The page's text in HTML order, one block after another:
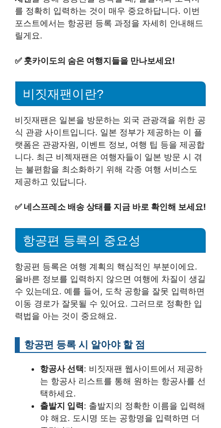
를 정확히 입력하는 것이 매우 중요하답니다. 이번
포스트에서는 항공편 등록 과정을 자세히 안내해드
릴게요.
✅ 훗카이도의 숨은 여행지들을 만나보세요!
비짓재팬이란?
비짓재팬은 일본을 방문하는 외국 관광객을 위한 공
식 관광 사이트입니다. 일본 정부가 제공하는 이 플
랫폼은 관광자원, 이벤트 정보, 여행 팁 등을 제공합
니다. 최근 비젝재팬은 여행자들이 일본 방문 시 겪
는 불편함을 최소화하기 위해 각종 여행 서비스도
제공하고 있답니다.
✅ 네스프레소 배송 상태를 지금 바로 확인해 보세요!
항공편 등록의 중요성
항공편 등록은 여행 계획의 핵심적인 부분이에요.
올바른 정보를 입력하지 않으면 여행에 차질이 생길
수 있는데요. 예를 들어, 도착 공항을 잘못 입력하면
이동 경로가 잘못될 수 있어요. 그러므로 정확한 입
력법을 아는 것이 중요해요.
항공편 등록 시 알아야 할 점
항공사 선택: 비짓재팬 웹사이트에서 제공하
는 항공사 리스트를 통해 원하는 항공사를 선
택하세요.
출발지 입력: 출발지의 정확한 이름을 입력해
야 해요. 도시명 또는 공항명을 입력하면 더